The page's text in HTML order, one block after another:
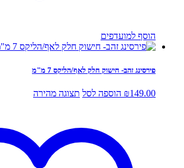
הוסף למועדפים
פירסינג זהב- חישוק חלק לאף/הליקס 7 מ"מ
₪149.00 הוספה לסל תצוגה מהירה